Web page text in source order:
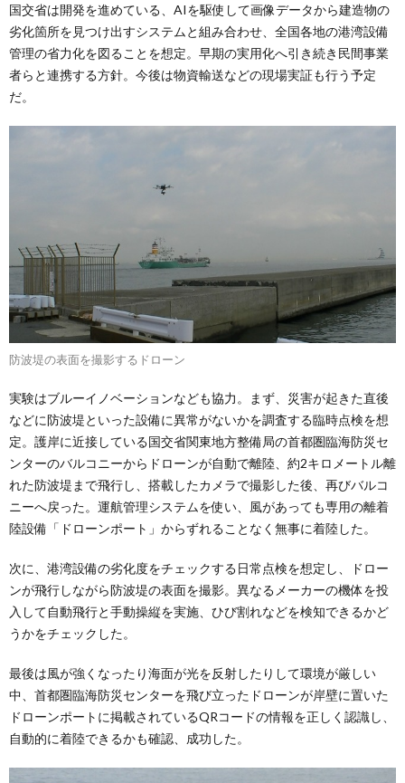
国交省は開発を進めている、AIを駆使して画像データから建造物の
劣化箇所を見つけ出すシステムと組み合わせ、全国各地の港湾設備
管理の省力化を図ることを想定。早期の実用化へ引き続き民間事業
者らと連携する方針。今後は物資輸送などの現場実証も行う予定
だ。
防波堤の表面を撮影するドローン
実験はブルーイノベーションなども協力。まず、災害が起きた直後
などに防波堤といった設備に異常がないかを調査する臨時点検を想
定。護岸に近接している国交省関東地方整備局の首都圏臨海防災セ
ンターのバルコニーからドローンが自動で離陸、約2キロメートル離
れた防波堤まで飛行し、搭載したカメラで撮影した後、再びバルコ
ニーへ戻った。運航管理システムを使い、風があっても専用の離着
陸設備「ドローンポート」からずれることなく無事に着陸した。
次に、港湾設備の劣化度をチェックする日常点検を想定し、ドロー
ンが飛行しながら防波堤の表面を撮影。異なるメーカーの機体を投
入して自動飛行と手動操縦を実施、ひび割れなどを検知できるかど
うかをチェックした。
最後は風が強くなったり海面が光を反射したりして環境が厳しい
中、首都圏臨海防災センターを飛び立ったドローンが岸壁に置いた
ドローンポートに掲載されているQRコードの情報を正しく認識し、
自動的に着陸できるかも確認、成功した。